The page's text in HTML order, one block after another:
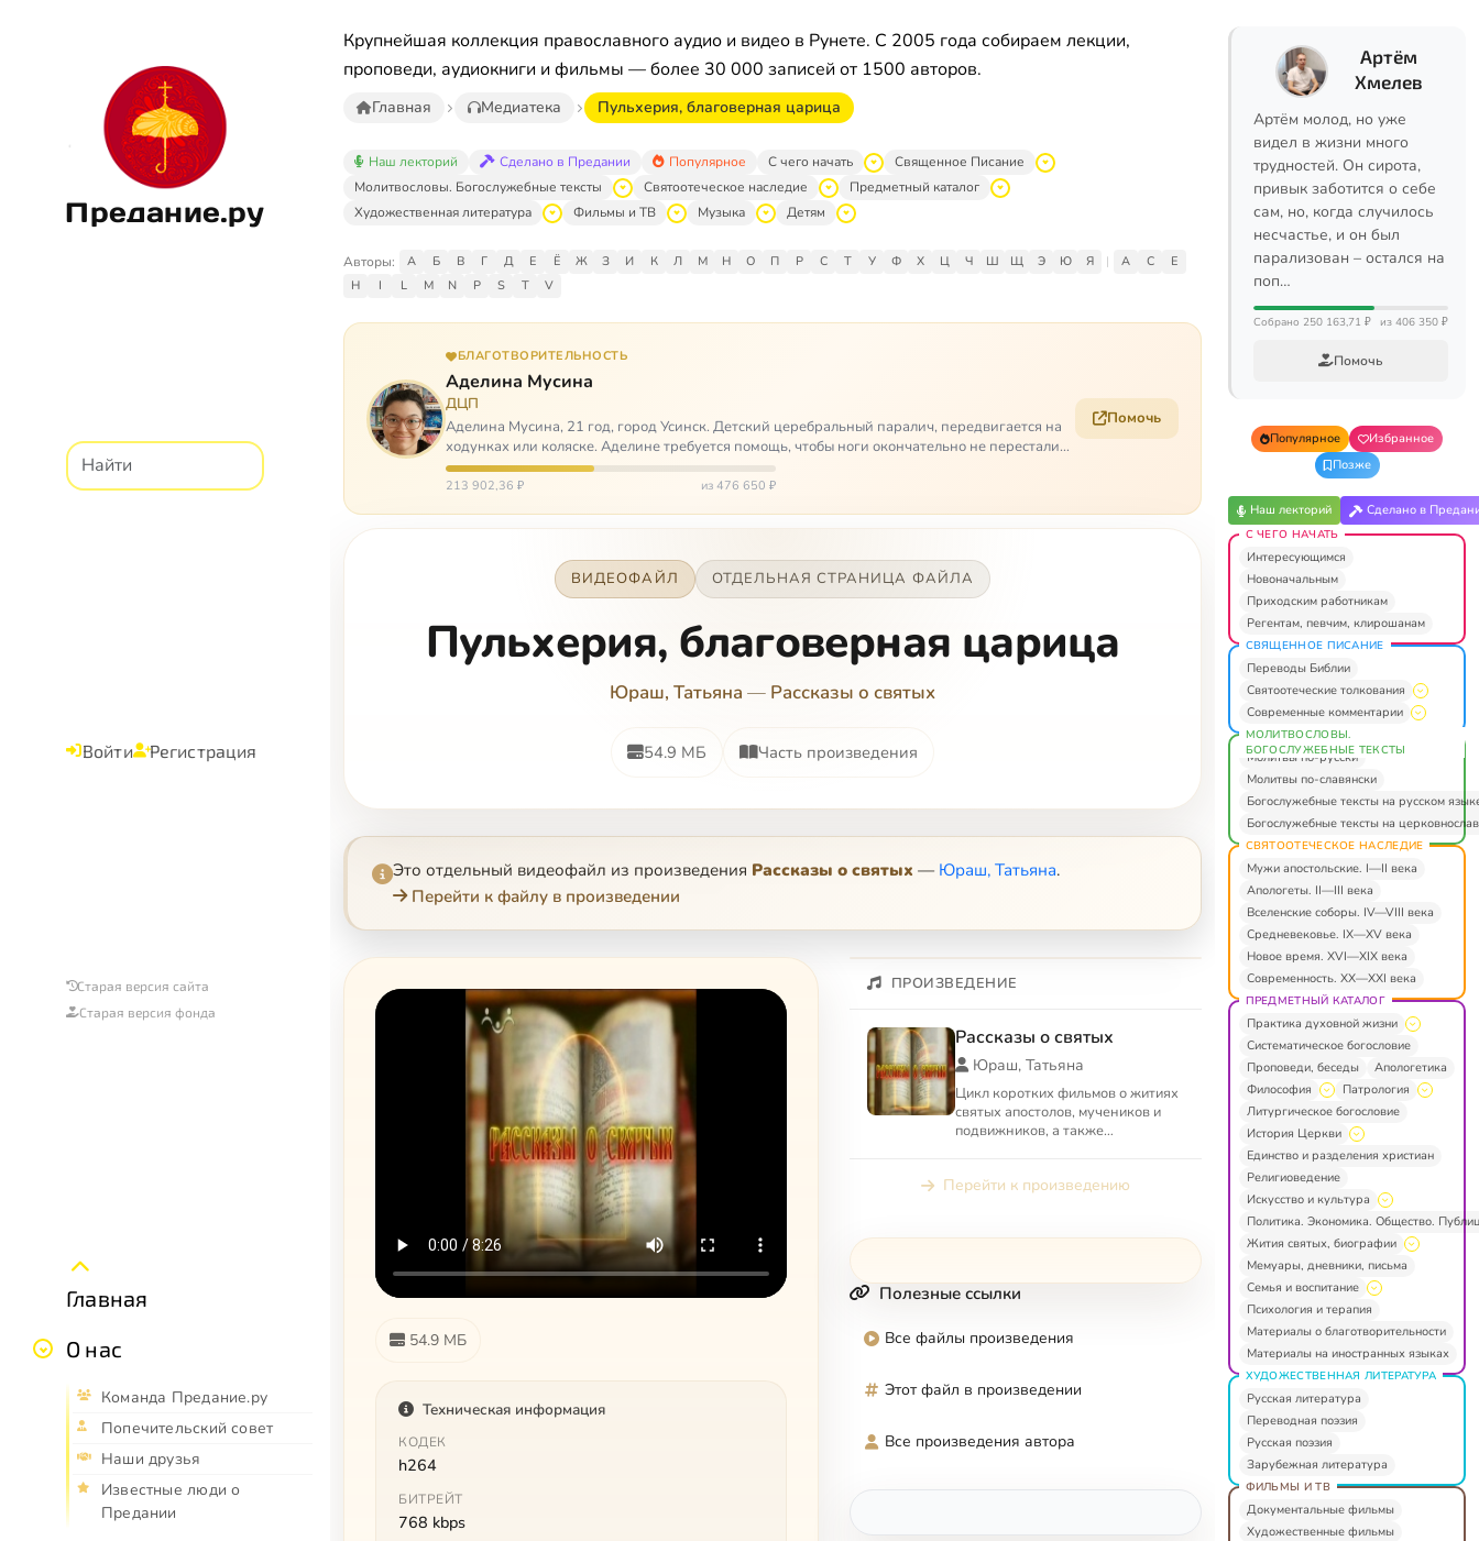
Предание.ру
Войти Регистрация
Старая версия сайта
Старая версия фонда
Главная
О нас
Команда Предание.ру
Попечительский совет
Наши друзья
Известные люди о
Предании
Крупнейшая коллекция православного аудио и видео в Рунете. С 2005 года собираем лекции,
проповеди, аудиокниги и фильмы — более 30 000 записей от 1500 авторов.
Главная Медиатека Пульхерия, благоверная царица
Наш лекторий Сделано в Предании Популярное С чего начать
Священное Писание
Молитвословы. Богослужебные тексты
Святоотеческое наследие
Предметный каталог
Художественная литература
Фильмы и ТВ Музыка Детям
Авторы: А Б В Г Д Е Ё Ж З И К Л М Н О П Р С Т У Ф Х Ц Ч Ш Щ Э Ю Я | A C
E
H
I L M N P S T V
БЛАГОТВОРИТЕЛЬНОСТЬ
Аделина Мусина
ДЦП
Аделина Мусина, 21 год, город Усинск. Детский церебральный паралич, передвигается на
ходунках или коляске. Аделине требуется помощь, чтобы ноги окончательно не перестали
слушаться…
213 902,36 ₽ из 476 650 ₽
Помочь
ВИДЕОФАЙЛ ОТДЕЛЬНАЯ СТРАНИЦА ФАЙЛА
Пульхерия, благоверная царица
Юраш, Татьяна — Рассказы о святых
54.9 МБ Часть произведения
Это отдельный видеофайл из произведения Рассказы о святых — Юраш, Татьяна.
Перейти к файлу в произведении
54.9 МБ
Техническая информация
КОДЕК
h264
БИТРЕЙТ
768 kbps
ПРОИЗВЕДЕНИЕ
Рассказы о святых
Юраш, Татьяна
Цикл коротких фильмов о житиях
святых апостолов, мучеников и
подвижников, а также
Перейти к произведению
Полезные ссылки
Все файлы произведения
Этот файл в произведении
Все произведения автора
Артём
Хмелев
Артём молод, но уже
видел в жизни много
трудностей. Он сирота,
привык заботится о себе
сам, но, когда случилось
несчастье, и он был
парализован – остался на
поп…
Собрано 250 163,71 ₽ из 406 350 ₽
Помочь
Популярное
Избранное
Позже
Наш лекторий Сделано в
С ЧЕГО НАЧАТЬ
Интересующимся
Новоначальным
Приходским работникам
Регентам, певчим, клирошанам
СВЯЩЕННОЕ ПИСАНИЕ
Переводы Библии
Святоотеческие толкования
Современные комментарии
МОЛИТВОСЛОВЫ.
БОГОСЛУЖЕБНЫЕ ТЕКСТЫ
Молитвы по-русски
Молитвы по-славянски
Богослужебные тексты на русском
Богослужебные тексты на
СВЯТООТЕЧЕСКОЕ НАСЛЕДИЕ
Мужи апостольские. I—II века
Апологеты. II—III века
Вселенские соборы. IV—VIII века
Средневековье. IX—XV века
Новое время. XVI—XIX века
Современность. XX—XXI века
ПРЕДМЕТНЫЙ КАТАЛОГ
Практика духовной жизни
Систематическое богословие
Проповеди, беседы
Апологетика
Философия
Патрология
Литургическое богословие
История Церкви
Единство и разделения христиан
Религиоведение
Искусство и культура
Политика. Экономика. Общество.
Жития святых, биографии
Мемуары, дневники, письма
Семья и воспитание
Психология и терапия
Материалы о благотворительности
Материалы на иностранных языках
ХУДОЖЕСТВЕННАЯ ЛИТЕРАТУРА
Русская литература
Переводная поэзия
Русская поэзия
Зарубежная литература
ФИЛЬМЫ И ТВ
Документальные фильмы
Художественные фильмы